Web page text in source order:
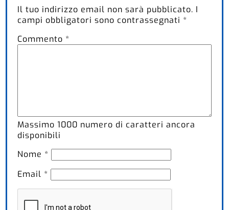
Il tuo indirizzo email non sarà pubblicato. I
campi obbligatori sono contrassegnati *
Commento *
Massimo1000 numero di caratteri ancora
disponibili
Nome *
Email *